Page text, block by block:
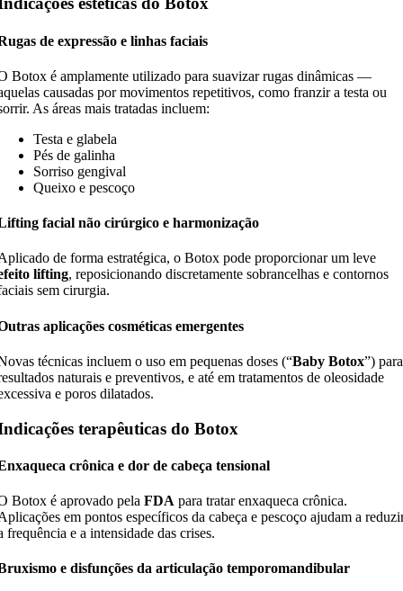
de expressão e linhas faciais
Botox é amplamente utilizado para suavizar rugas dinâmicas —
causadas por movimentos repetitivos, como franzir a testa ou
As áreas mais tratadas incluem:
Testa e glabela
Pés de galinha
Sorriso gengival
Queixo e pescoço
facial não cirúrgico e harmonização
de forma estratégica, o Botox pode proporcionar um leve
lifting, reposicionando discretamente sobrancelhas e contornos
sem cirurgia.
aplicações cosméticas emergentes
técnicas incluem o uso em pequenas doses (“Baby Botox”) para
naturais e preventivos, e até em tratamentos de oleosidade
e poros dilatados.
terapêuticas do Botox
crônica e dor de cabeça tensional
Botox é aprovado pelaFDA para tratar enxaqueca crônica.
em pontos específicos da cabeça e pescoço ajudam a
frequência e a intensidade das crises.
e disfunções da articulação temporomandibular